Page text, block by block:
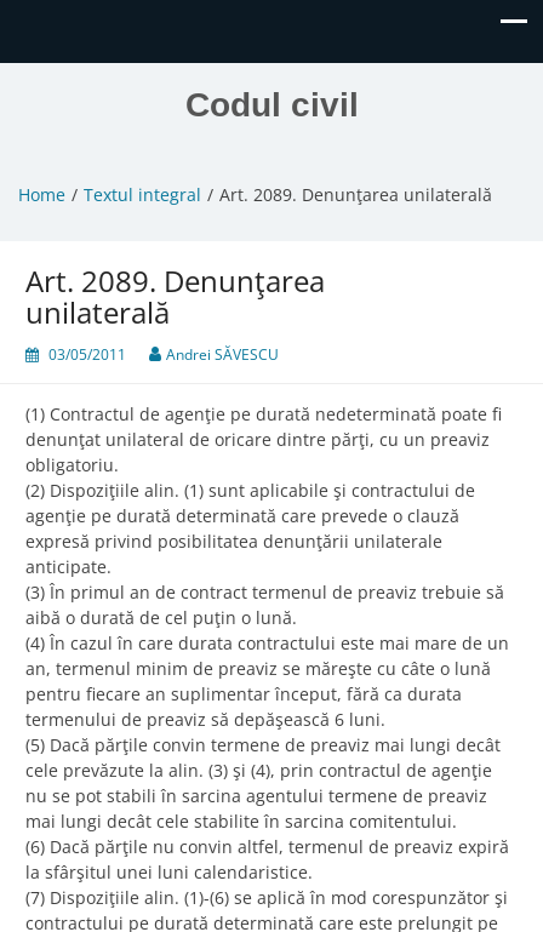
Codul civil
Home Textul integral Art. 2089. Denunţarea unilaterală
Art. 2089. Denunţarea
unilaterală
03/05/2011 Andrei SĂVESCU
(1) Contractul de agenţie pe durată nedeterminată poate fi
denunţat unilateral de oricare dintre părţi, cu un preaviz
obligatoriu.
(2) Dispoziţiile alin. (1) sunt aplicabile şi contractului de
agenţie pe durată determinată care prevede o clauză
expresă privind posibilitatea denunţării unilaterale
anticipate.
(3) În primul an de contract termenul de preaviz trebuie să
aibă o durată de cel puţin o lună.
(4) În cazul în care durata contractului este mai mare de un
an, termenul minim de preaviz se măreşte cu câte o lună
pentru fiecare an suplimentar început, fără ca durata
termenului de preaviz să depăşească 6 luni.
(5) Dacă părţile convin termene de preaviz mai lungi decât
cele prevăzute la alin. (3) şi (4), prin contractul de agenţie
nu se pot stabili în sarcina agentului termene de preaviz
mai lungi decât cele stabilite în sarcina comitentului.
(6) Dacă părţile nu convin altfel, termenul de preaviz expiră
la sfârşitul unei luni calendaristice.
(7) Dispoziţiile alin. (1)-(6) se aplică în mod corespunzător şi
contractului pe durată determinată care este prelungit pe